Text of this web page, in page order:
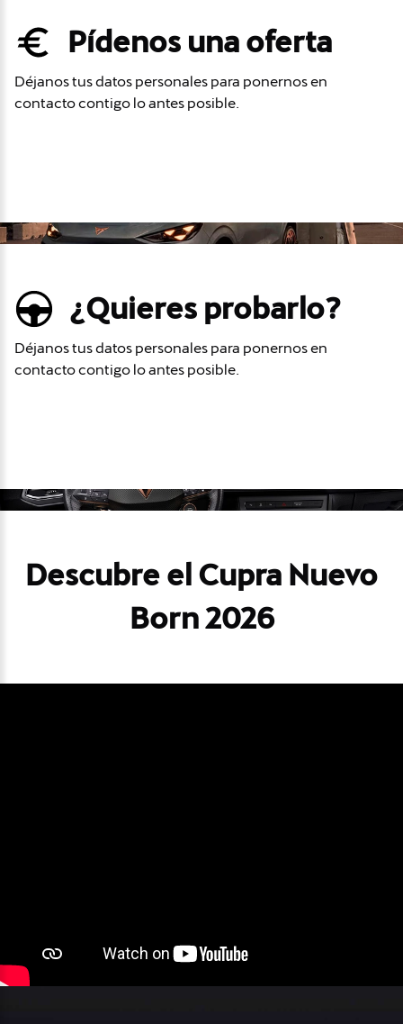
Pídenos una oferta
Déjanos tus datos personales para ponernos en
contacto contigo lo antes posible.
¿Quieres probarlo?
Déjanos tus datos personales para ponernos en
contacto contigo lo antes posible.
Descubre el Cupra Nuevo
Born 2026